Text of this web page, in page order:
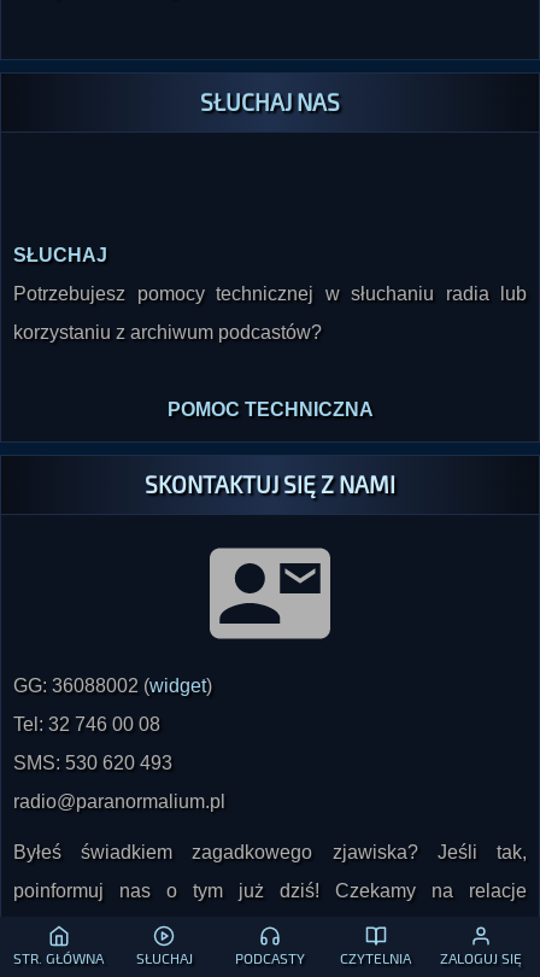
STR. GŁÓWNA SŁUCHAJ PODCASTY CZYTELNIA ZALOGUJ SIĘ
SŁUCHAJ NAS
SŁUCHAJ
Potrzebujesz pomocy technicznej w słuchaniu radia lub
korzystaniu z archiwum podcastów?
POMOC TECHNICZNA
SKONTAKTUJ SIĘ Z NAMI
GG: 36088002 (widget)
Tel: 32 746 00 08
SMS: 530 620 493
radio@paranormalium.pl
Byłeś świadkiem zagadkowego zjawiska? Jeśli tak,
poinformuj nas o tym już dziś! Czekamy na relacje
współczesne oraz z lat ubiegłych. Na życzenie świadka
zapewniamy pełną anonimowość!